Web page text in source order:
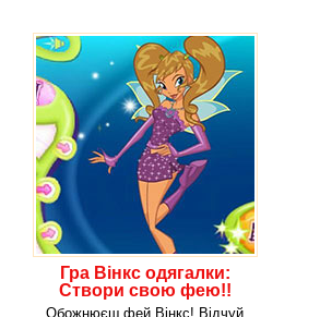
Гра Вінкс одягалки:
Створи свою фею!!
Обожнюєш фей Вінкс! Відчуй